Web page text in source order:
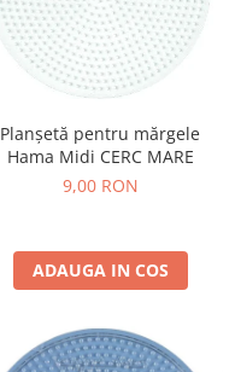
Planșetă pentru mărgele
Hama Midi CERC MARE
9,00 RON
ADAUGA IN COS